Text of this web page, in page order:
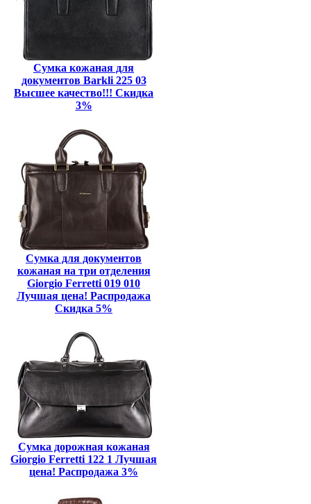
Сумка кожаная для
документов Barkli 225 03
Высшее качество!!! Скидка
3%
Сумка для документов
кожаная на три отделения
Giorgio Ferretti 019 010
Лучшая цена! Распродажа
Скидка 5%
Сумка дорожная кожаная
Giorgio Ferretti 122 1 Лучшая
цена! Распродажа 3%